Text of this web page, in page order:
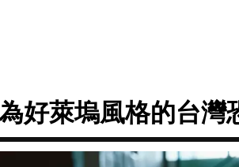
好萊塢風格的台灣